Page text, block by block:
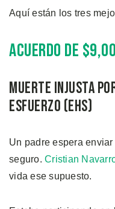
Aquí están los tres
Acuerdo de
Muerte injusta
esfuerzo (EHS)
Un padre espera
seguro. Cristian
vida ese supuesto.